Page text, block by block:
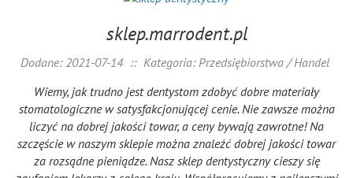
sklep.marrodent.pl
Dodane: 2021-07-14 :: Kategoria: Przedsiębiorstwa / Handel
Wiemy, jak trudno jest dentystom zdobyć dobre materiały
stomatologiczne w satysfakcjonującej cenie. Nie zawsze można
liczyć na dobrej jakości towar, a ceny bywają zawrotne! Na
szczęście w naszym sklepie można znaleźć dobrej jakości towar
za rozsądne pieniądze. Nasz sklep dentystyczny cieszy się